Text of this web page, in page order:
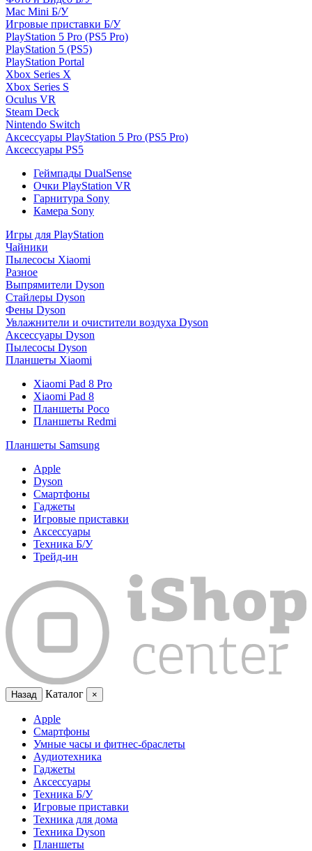
Mac Mini Б/У
Игровые приставки Б/У
PlayStation 5 Pro (PS5 Pro)
PlayStation 5 (PS5)
PlayStation Portal
Xbox Series X
Xbox Series S
Oculus VR
Steam Deck
Nintendo Switch
Аксессуары PlayStation 5 Pro (PS5 Pro)
Аксессуары PS5
Геймпады DualSense
Очки PlayStation VR
Гарнитура Sony
Камера Sony
Игры для PlayStation
Чайники
Пылесосы Xiaomi
Разное
Выпрямители Dyson
Стайлеры Dyson
Фены Dyson
Увлажнители и очистители воздуха Dyson
Аксессуары Dyson
Пылесосы Dyson
Планшеты Xiaomi
Xiaomi Pad 8 Pro
Xiaomi Pad 8
Планшеты Poco
Планшеты Redmi
Планшеты Samsung
Apple
Dyson
Смартфоны
Гаджеты
Игровые приставки
Аксессуары
Техника Б/У
Трейд-ин
Назад Каталог ×
Apple
Смартфоны
Умные часы и фитнес-браслеты
Аудиотехника
Гаджеты
Аксессуары
Техника Б/У
Игровые приставки
Техника для дома
Техника Dyson
Планшеты